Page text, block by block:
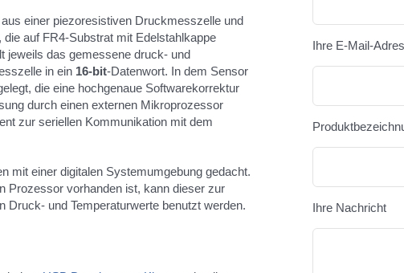
einer piezoresistiven Druckmesszelle und
auf FR4-Substrat mit Edelstahlkappe
jeweils das gemessene druck- und
in ein 16-bit-Datenwort. In dem Sensor
die eine hochgenaue Softwarekorrektur
durch einen externen Mikroprozessor
zur seriellen Kommunikation mit dem
mit einer digitalen Systemumgebung gedacht.
Prozessor vorhanden ist, kann dieser zur
Druck- und Temperaturwerte benutzt werden.
Ihre E-Mail-
Ihre Nachricht